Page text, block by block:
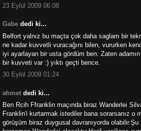
23 Eylül 2009 06:08
Gabe dedi ki...
Belfort yalnız bu maçta çok daha saglam bir
ne kadar kuvvetli vuracağını bilen, vururken
iyi ayarlayan bir usta gördüm ben. Zaten
bir kuvveti var :) yıktı geçti bence.
30 Eylül 2009 01:24
ahmet dedi ki...
Ben Rcih Ffranklin maçında biraz Wanderlei
Franklin'i kurtarmak istediler bana sorarsanız o
görüşüm biraz duygusal davranıyorda